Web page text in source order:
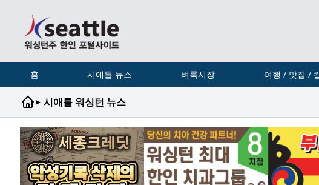
홈 시애틀 뉴스 벼룩시장 여행 / 맛집 /
▸ 시애틀 워싱턴 뉴스